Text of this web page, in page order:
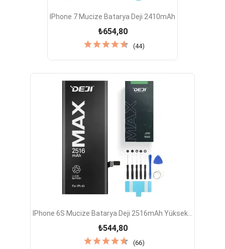
IPhone 7 Mucize Batarya Deji 2410mAh
₺654,80
(44)
IPhone 6S Mucize Batarya Deji 2516mAh Yüksek...
₺544,80
(66)